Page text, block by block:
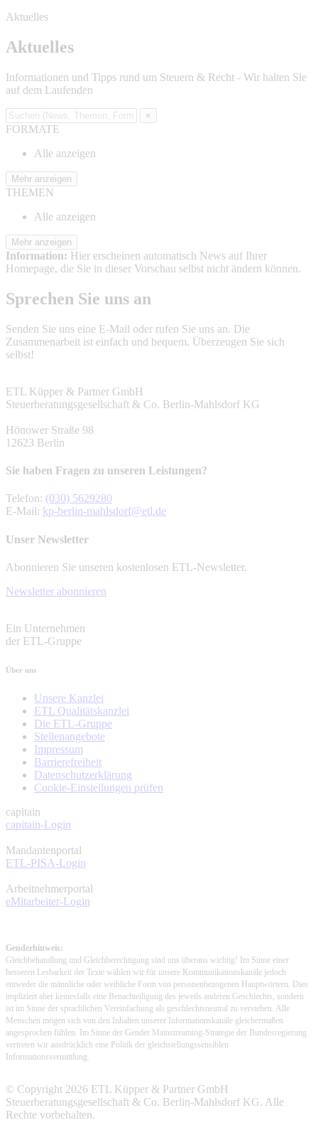
Aktuelles
Aktuelles
Informationen und Tipps rund um Steuern & Recht - Wir halten Sie
auf dem Laufenden
×
FORMATE
Alle anzeigen
Mehr anzeigen
THEMEN
Alle anzeigen
Mehr anzeigen
Information: Hier erscheinen automatisch News auf Ihrer
Homepage, die Sie in dieser Vorschau selbst nicht ändern können.
Sprechen Sie uns an
Senden Sie uns eine E-Mail oder rufen Sie uns an. Die
Zusammenarbeit ist einfach und bequem. Überzeugen Sie sich
selbst!
ETL Küpper & Partner GmbH
Steuerberatungsgesellschaft & Co. Berlin-Mahlsdorf KG
Hönower Straße 98
12623 Berlin
Sie haben Fragen zu unseren Leistungen?
Telefon: (030) 5629280
E-Mail: kp-berlin-mahlsdorf@etl.de
Unser Newsletter
Abonnieren Sie unseren kostenlosen ETL-Newsletter.
Newsletter abonnieren
Ein Unternehmen
der ETL-Gruppe
Über uns
Unsere Kanzlei
ETL Qualitätskanzlei
Die ETL-Gruppe
Stellenangebote
Impressum
Barrierefreiheit
Datenschutzerklärung
Cookie-Einstellungen prüfen
capitain
capitain-Login
Mandantenportal
ETL-PISA-Login
Arbeitnehmerportal
eMitarbeiter-Login
Genderhinweis:
Gleichbehandlung und Gleichberechtigung sind uns überaus wichtig! Im Sinne einer
besseren Lesbarkeit der Texte wählen wir für unsere Kommunikationskanäle jedoch
entweder die männliche oder weibliche Form von personenbezogenen Hauptwörtern. Dies
impliziert aber keinesfalls eine Benachteiligung des jeweils anderen Geschlechts, sondern
ist im Sinne der sprachlichen Vereinfachung als geschlechtsneutral zu verstehen. Alle
Menschen mögen sich von den Inhalten unserer Informationskanäle gleichermaßen
angesprochen fühlen. Im Sinne der Gender Mainstreaming-Strategie der Bundesregierung
vertreten wir ausdrücklich eine Politik der gleichstellungssensiblen
Informationsvermittlung.
© Copyright 2026 ETL Küpper & Partner GmbH
Steuerberatungsgesellschaft & Co. Berlin-Mahlsdorf KG. Alle
Rechte vorbehalten.